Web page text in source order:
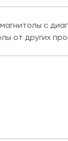
с
от других